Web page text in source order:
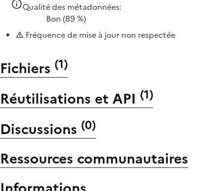
Qualité des métadonnées:
Bon (89 %)
Fréquence de mise à jour non respectée
Fichiers (1)
Réutilisations et API (1)
Discussions (0)
Ressources communautaires